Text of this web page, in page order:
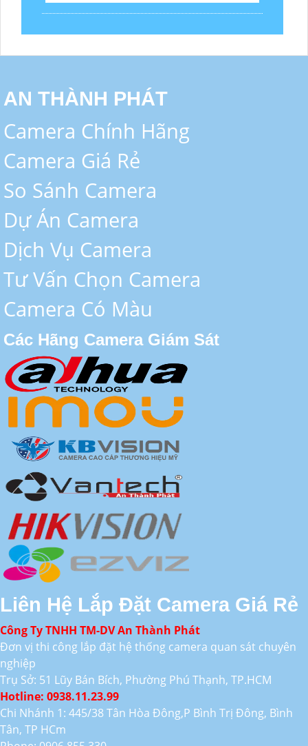
AN THÀNH PHÁT
Camera Chính Hãng
Camera Giá Rẻ
So Sánh Camera
Dự Án Camera
Dịch Vụ Camera
Tư Vấn Chọn Camera
Camera Có Màu
Các Hãng Camera Giám Sát
Liên Hệ Lắp Đặt Camera Giá Rẻ
Công Ty TNHH TM-DV An Thành Phát
Đơn vị thi công lắp đặt hệ thống camera quan sát chuyên
nghiệp
Trụ Sở: 51 Lũy Bán Bích, Phường Phú Thạnh, TP.HCM
Hotline: 0938.11.23.99
Chi Nhánh 1: 445/38 Tân Hòa Đông,P Bình Trị Đông, Bình
Tân, TP HCm